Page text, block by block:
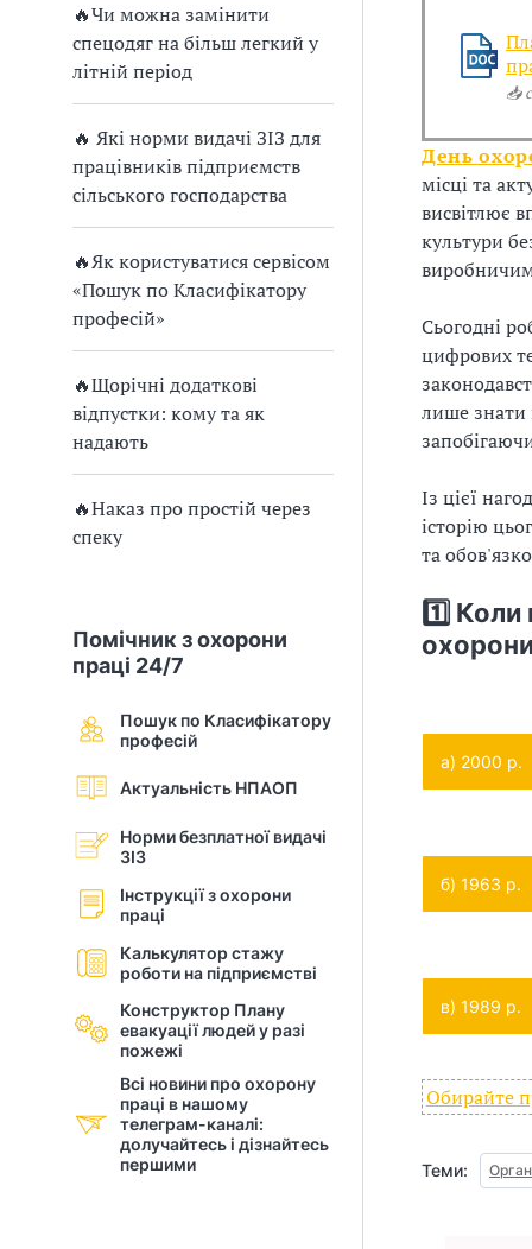
🔥Чи можна замінити
спецодяг на більш легкий у
літній період
🔥 Які норми видачі ЗІЗ для
працівників підприємств
сільського господарства
🔥Як користуватися сервісом
«Пошук по Класифікатору
професій»
🔥Щорічні додаткові
відпустки: кому та як
надають
🔥Наказ про простій через
спеку
Помічник з охорони
праці 24/7
Пошук по Класифікатору
професій
Актуальність НПАОП
Норми безплатної видачі
ЗІЗ
Інструкції з охорони
праці
Калькулятор стажу
роботи на підприємстві
Конструктор Плану
евакуації людей у разi
пожежі
Всі новини про охорону
праці в нашому
телеграм-каналі:
долучайтесь і дізнайтесь
першими
📥
День
місці та
висвітлює
культури
Сьогодні
цифрових
лише знати
Із цієї
історію
та
1️⃣ Коли
а) 2000 р.
б) 1963 р.
в) 1989 р.
Обирайте
Теми: